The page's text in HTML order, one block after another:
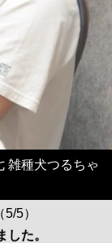
雑種犬つるちゃ
5）
た。